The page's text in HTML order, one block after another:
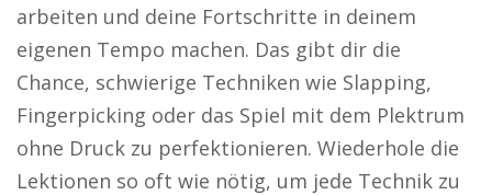
arbeiten und deine Fortschritte in deinem
eigenen Tempo machen. Das gibt dir die
Chance, schwierige Techniken wie Slapping,
Fingerpicking oder das Spiel mit dem Plektrum
ohne Druck zu perfektionieren. Wiederhole die
Lektionen so oft wie nötig, um jede Technik zu